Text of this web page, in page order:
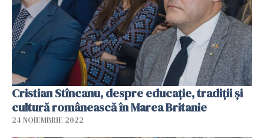
Cristian Stîncanu, despre educație, tradiții și
cultură românească în Marea Britanie
24 NOIEMBRIE 2022